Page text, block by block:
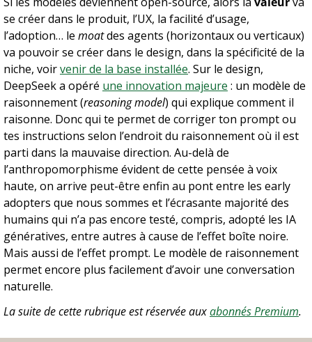
se créer dans le produit, l’UX, la facilité d’usage,
l’adoption… le moat des agents (horizontaux ou verticaux)
va pouvoir se créer dans le design, dans la spécificité de la
niche, voir venir de la base installée. Sur le design,
DeepSeek a opéré une innovation majeure : un modèle de
raisonnement (reasoning model) qui explique comment il
raisonne. Donc qui te permet de corriger ton prompt ou
tes instructions selon l’endroit du raisonnement où il est
parti dans la mauvaise direction. Au-delà de
l’anthropomorphisme évident de cette pensée à voix
haute, on arrive peut-être enfin au pont entre les early
adopters que nous sommes et l’écrasante majorité des
humains qui n’a pas encore testé, compris, adopté les IA
génératives, entre autres à cause de l’effet boîte noire.
Mais aussi de l’effet prompt. Le modèle de raisonnement
permet encore plus facilement d’avoir une conversation
naturelle.
La suite de cette rubrique est réservée aux abonnés Premium.